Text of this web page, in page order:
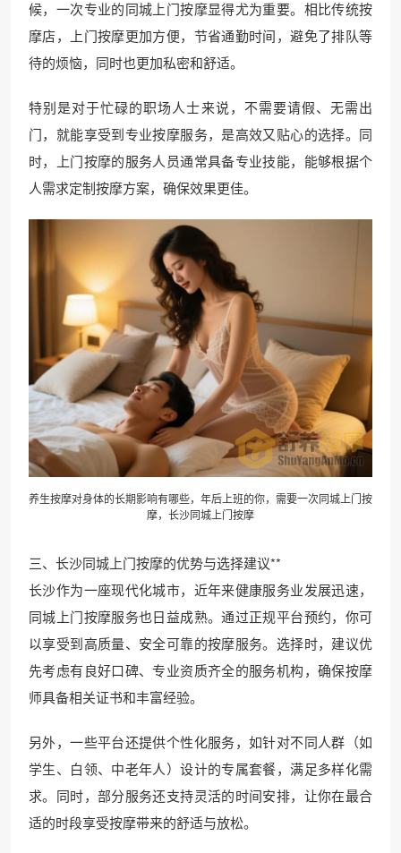
候，一次专业的同城上门按摩显得尤为重要。相比传统按
摩店，上门按摩更加方便，节省通勤时间，避免了排队等
待的烦恼，同时也更加私密和舒适。
特别是对于忙碌的职场人士来说，不需要请假、无需出
门，就能享受到专业按摩服务，是高效又贴心的选择。同
时，上门按摩的服务人员通常具备专业技能，能够根据个
人需求定制按摩方案，确保效果更佳。
养生按摩对身体的长期影响有哪些，年后上班的你，需要一次同城上门按
摩，长沙同城上门按摩
三、长沙同城上门按摩的优势与选择建议**
长沙作为一座现代化城市，近年来健康服务业发展迅速，
同城上门按摩服务也日益成熟。通过正规平台预约，你可
以享受到高质量、安全可靠的按摩服务。选择时，建议优
先考虑有良好口碑、专业资质齐全的服务机构，确保按摩
师具备相关证书和丰富经验。
另外，一些平台还提供个性化服务，如针对不同人群（如
学生、白领、中老年人）设计的专属套餐，满足多样化需
求。同时，部分服务还支持灵活的时间安排，让你在最合
适的时段享受按摩带来的舒适与放松。